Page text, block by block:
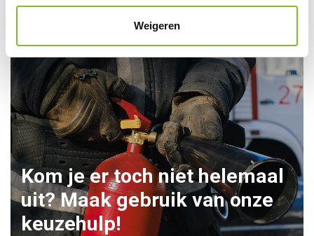
Weigeren
Kom je er toch niet helemaal
uit? Maak gebruik van onze
keuzehulp!